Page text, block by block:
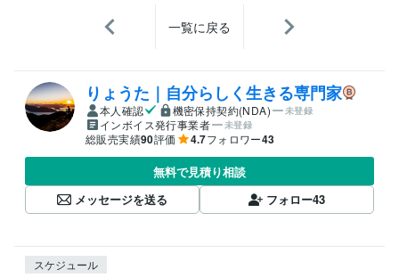
一覧に戻る
りょうた｜自分らしく生きる専門家
本人確認 機密保持契約(NDA) 未登録
インボイス発行事業者 未登録
総販売実績90評価 4.7フォロワー43
無料で見積り相談
メッセージを送る
フォロー43
スケジュール